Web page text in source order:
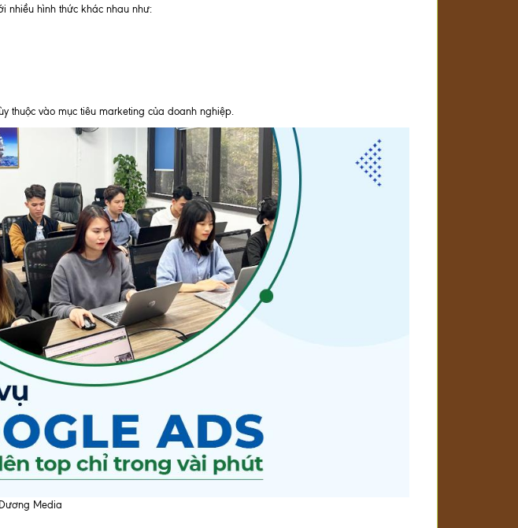
nhiều hình thức khác nhau như:
thuộc vào mục tiêu marketing của doanh nghiệp.
Media
Rèm nhập khẩu 075